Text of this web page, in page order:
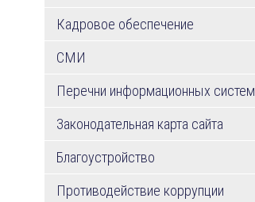
Кадровое обеспечение
СМИ
Перечни информационных систем
Законодательная карта сайта
Благоустройство
Противодействие коррупции